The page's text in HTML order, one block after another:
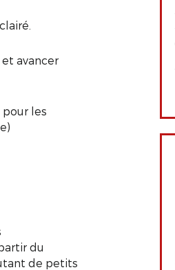
avancer
pour les
du
de petits